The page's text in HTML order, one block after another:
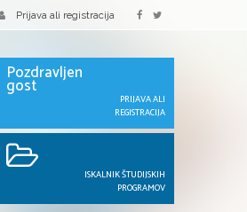
Prijava ali registracija
Pozdravljen
gost
PRIJAVA ALI
REGISTRACIJA
ISKALNIK ŠTUDIJSKIH
PROGRAMOV